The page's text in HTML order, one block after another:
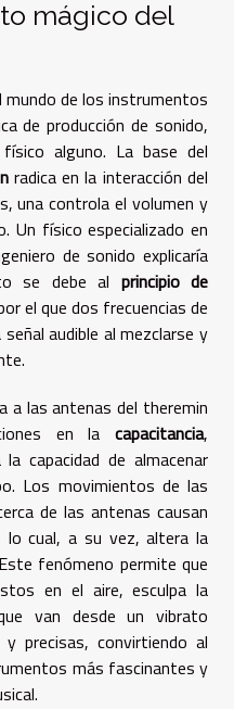
mágico del
mundo de los instrumentos
de producción de sonido,
alguno. La base del
radica en la interacción del
una controla el volumen y
Un físico especializado en
de sonido explicaría
se debe al principio de
el que dos frecuencias de
audible al mezclarse y
a las antenas del theremin
en la capacitancia,
capacidad de almacenar
Los movimientos de las
de las antenas causan
lo cual, a su vez, altera la
fenómeno permite que
en el aire, esculpa la
van desde un vibrato
precisas, convirtiendo al
más fascinantes y